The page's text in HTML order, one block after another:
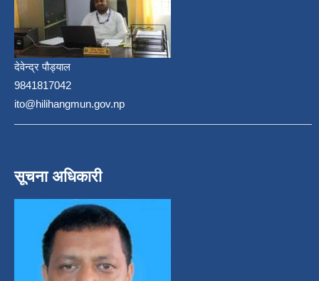
देवेन्द्र पौड्याल
9841817042
ito@hilihangmun.gov.np
सूचना अधिकारी